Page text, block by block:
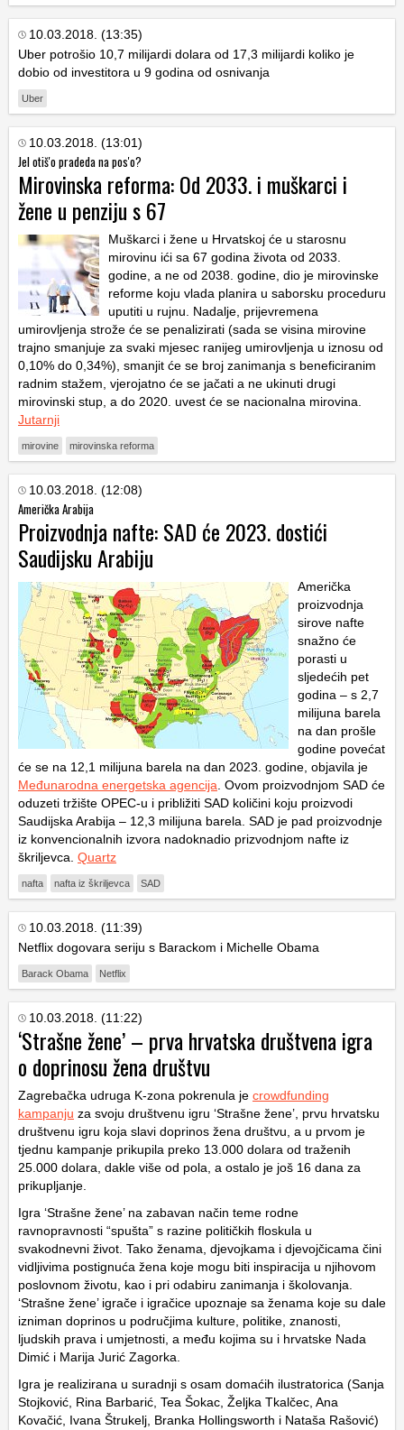
10.03.2018. (13:35)
Uber potrošio 10,7 milijardi dolara od 17,3 milijardi koliko je
dobio od investitora u 9 godina od osnivanja
Uber
10.03.2018. (13:01)
Jel otiš'o pradeda na pos'o?
Mirovinska reforma: Od 2033. i muškarci i
žene u penziju s 67
Muškarci i žene u Hrvatskoj će u starosnu
mirovinu ići sa 67 godina života od 2033.
godine, a ne od 2038. godine, dio je mirovinske
reforme koju vlada planira u saborsku proceduru
uputiti u rujnu. Nadalje, prijevremena
umirovljenja strože će se penalizirati (sada se visina mirovine
trajno smanjuje za svaki mjesec ranijeg umirovljenja u iznosu od
0,10% do 0,34%), smanjit će se broj zanimanja s beneficiranim
radnim stažem, vjerojatno će se jačati a ne ukinuti drugi
mirovinski stup, a do 2020. uvest će se nacionalna mirovina.
Jutarnji
mirovine mirovinska reforma
10.03.2018. (12:08)
Američka Arabija
Proizvodnja nafte: SAD će 2023. dostići
Saudijsku Arabiju
Američka
proizvodnja
sirove nafte
snažno će
porasti u
sljedećih pet
godina – s 2,7
milijuna barela
na dan prošle
godine povećat
će se na 12,1 milijuna barela na dan 2023. godine, objavila je
Međunarodna energetska agencija . Ovom proizvodnjom SAD će
oduzeti tržište OPEC-u i približiti SAD količini koju proizvodi
Saudijska Arabija – 12,3 milijuna barela. SAD je pad proizvodnje
iz konvencionalnih izvora nadoknadio prizvodnjom nafte iz
škriljevca. Quartz
nafta nafta iz škriljevca SAD
10.03.2018. (11:39)
Netflix dogovara seriju s Barackom i Michelle Obama
Barack Obama Netflix
10.03.2018. (11:22)
‘Strašne žene’ – prva hrvatska društvena igra
o doprinosu žena društvu
Zagrebačka udruga K-zona pokrenula je crowdfunding
kampanju za svoju društvenu igru ‘Strašne žene’, prvu hrvatsku
društvenu igru koja slavi doprinos žena društvu, a u prvom je
tjednu kampanje prikupila preko 13.000 dolara od traženih
25.000 dolara, dakle više od pola, a ostalo je još 16 dana za
prikupljanje.
Igra ‘Strašne žene’ na zabavan način teme rodne
ravnopravnosti “spušta” s razine političkih floskula u
svakodnevni život. Tako ženama, djevojkama i djevojčicama čini
vidljivima postignuća žena koje mogu biti inspiracija u njihovom
poslovnom životu, kao i pri odabiru zanimanja i školovanja.
‘Strašne žene’ igrače i igračice upoznaje sa ženama koje su dale
izniman doprinos u područjima kulture, politike, znanosti,
ljudskih prava i umjetnosti, a među kojima su i hrvatske Nada
Dimić i Marija Jurić Zagorka.
Igra je realizirana u suradnji s osam domaćih ilustratorica (Sanja
Stojković, Rina Barbarić, Tea Šokac, Željka Tkalčec, Ana
Kovačić, Ivana Štrukelj, Branka Hollingsworth i Nataša Rašović)